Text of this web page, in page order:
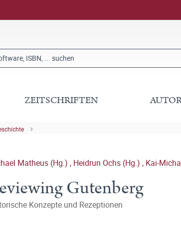
ZEITSCHRIFTEN
Matheus (Hg.) , Heidrun Ochs (Hg.) , Kai-
Gutenberg
Konzepte und Rezeptionen